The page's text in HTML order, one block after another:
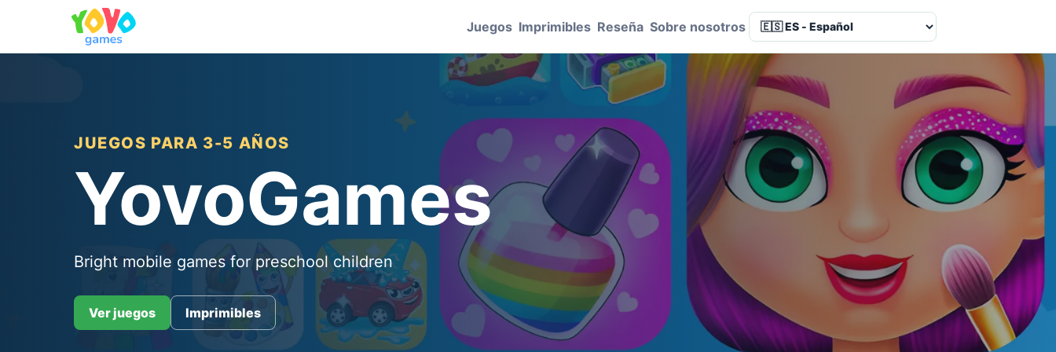
Juegos Imprimibles Reseña Sobre nosotros
JUEGOS PARA 3-5 AÑOS
YovoGames
Bright mobile games for preschool children
Ver juegos Imprimibles